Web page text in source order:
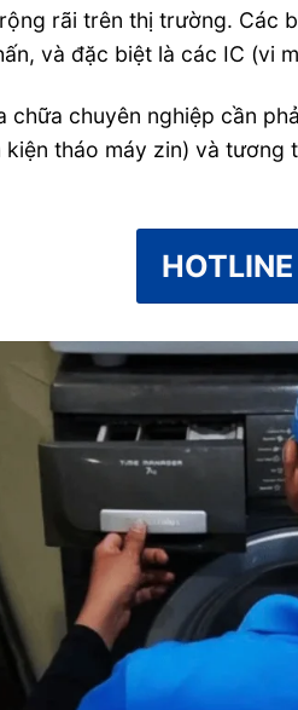
rãi trên thị trường. Các
và đặc biệt là các IC (vi
chữa chuyên nghiệp cần
kiện tháo máy zin) và